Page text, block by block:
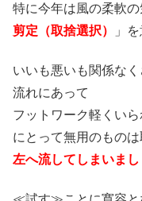
特に今年は風の柔軟
剪定（取捨選択）
」
いいも悪いも関係な
流れにあって
フットワーク軽くい
にとって無用のもの
左へ流してしまいまし